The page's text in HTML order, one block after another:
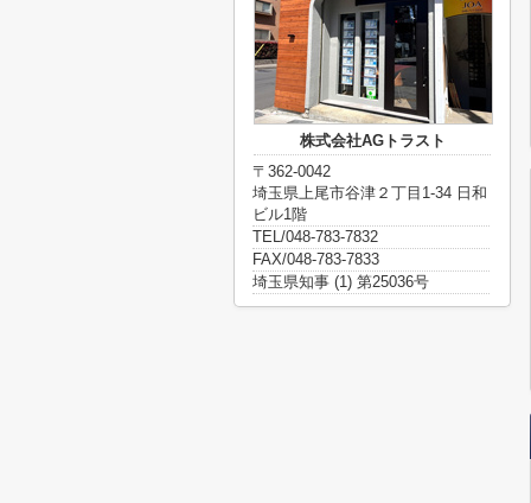
株式会社AGトラスト
〒362-0042
埼玉県上尾市谷津２丁目1-34 日和
ビル1階
TEL/048-783-7832
FAX/048-783-7833
埼玉県知事 (1) 第25036号